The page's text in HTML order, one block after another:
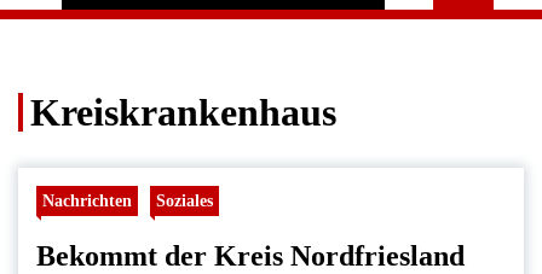
Nachrichten
Kreiskrankenhaus
Nachrichten Soziales
Bekommt der Kreis Nordfriesland